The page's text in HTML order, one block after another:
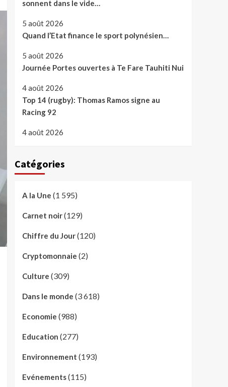
sonnent dans le vide…
5 août 2026
Quand l’Etat finance le sport polynésien…
5 août 2026
Journée Portes ouvertes à Te Fare Tauhiti Nui
4 août 2026
Top 14 (rugby): Thomas Ramos signe au
Racing 92
4 août 2026
Catégories
A la Une (1 595)
Carnet noir(129)
Chiffre du Jour(120)
Cryptomonnaie (2)
Culture (309)
Dans le monde (3 618)
Economie (988)
Education (277)
Environnement (193)
Evénements(115)